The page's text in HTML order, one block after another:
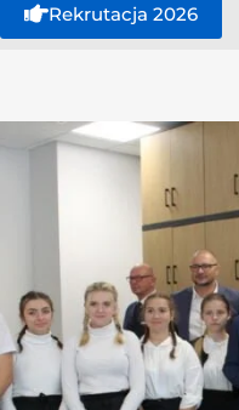
Rekrutacja 2026